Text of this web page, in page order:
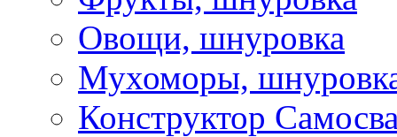
Овощи, шнуровка
Мухоморы,
Конструктор